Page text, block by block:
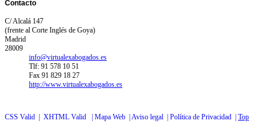
Contacto
C/ Alcalá 147
(frente al Corte Inglés de Goya)
Madrid
28009
info@virtualexabogados.es
Tlf: 91 578 10 51
Fax 91 829 18 27
http://www.virtualexabogados.es
CSS Valid | XHTML Valid | Mapa Web | Aviso legal | Política de Privacidad | Top